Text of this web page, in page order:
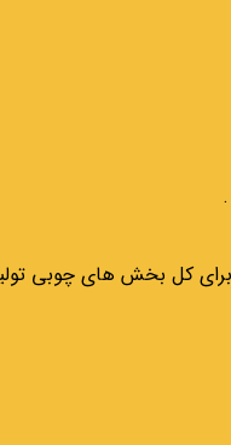
کل بخش های چوبی